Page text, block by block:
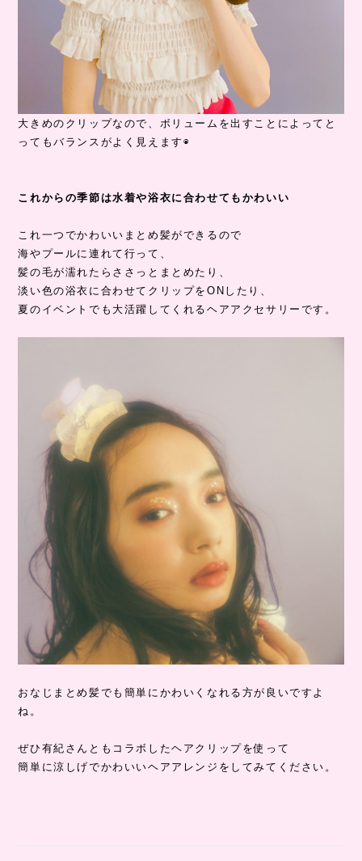
大きめのクリップなので、ボリュームを出すことによってと
ってもバランスがよく見えます◉
これからの季節は水着や浴衣に合わせてもかわいい
これ一つでかわいいまとめ髪ができるので
海やプールに連れて行って、
髪の毛が濡れたらささっとまとめたり、
淡い色の浴衣に合わせてクリップをONしたり、
夏のイベントでも大活躍してくれるヘアアクセサリーです。
おなじまとめ髪でも簡単にかわいくなれる方が良いですよ
ね。
ぜひ有紀さんともコラボしたヘアクリップを使って
簡単に涼しげでかわいいヘアアレンジをしてみてください。